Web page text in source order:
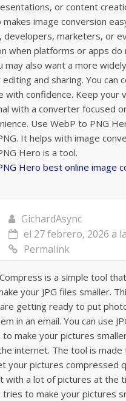
or content
makes image conversion
developers, marketers, or
when platforms or apps
may also want a more
and sharing. You can
with confidence. Keep your
with a converter focused
Use WebP to PNG
It helps with image
Hero is a tool.
Hero best online image
GichardAsync
el 27 febrero, 2026 a
Permalink
is a simple tool
your JPG files smaller.
getting ready to put
in an email. You can use
to make your pictures
internet. The tool is
your pictures compressed
with a lot of pictures at the
tries to make your pictures